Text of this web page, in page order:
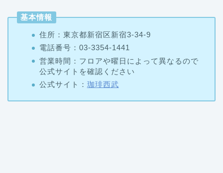
基本情報
住所：東京都新宿区新宿3-34-9
電話番号：03-3354-1441
営業時間：フロアや曜日によって異なるので
公式サイトを確認ください
公式サイト： 珈琲西武